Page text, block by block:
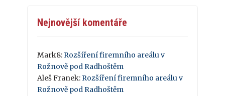
Nejnovější komentáře
Mark8:Rozšíření firemního areálu v
Rožnově pod Radhoštěm
Aleš Franek:Rozšíření firemního areálu v
Rožnově pod Radhoštěm